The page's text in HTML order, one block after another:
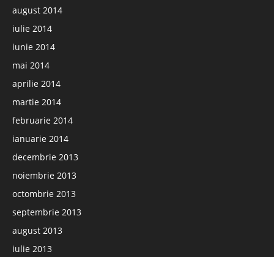
august 2014
iulie 2014
iunie 2014
mai 2014
aprilie 2014
martie 2014
februarie 2014
ianuarie 2014
decembrie 2013
noiembrie 2013
octombrie 2013
septembrie 2013
august 2013
iulie 2013